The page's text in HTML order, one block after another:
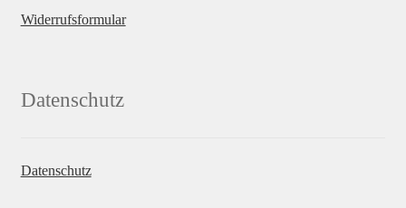
Widerrufsformular
Datenschutz
Datenschutz